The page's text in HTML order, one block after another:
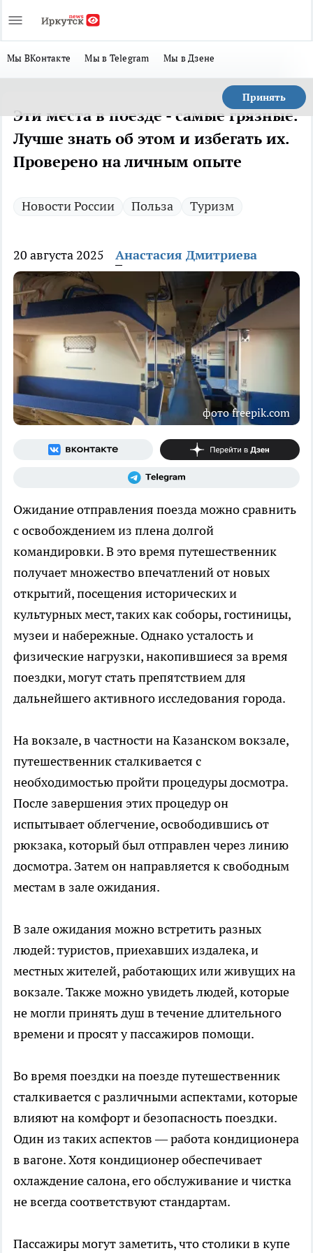
Мы ВКонтакте Мы в Telegram Мы в Дзене
Принять
Эти места в поезде - самые грязные.
Лучше знать об этом и избегать их.
Проверено на личным опыте
Новости России Польза Туризм
20 августа 2025 Анастасия Дмитриева
фото freepik.com
Ожидание отправления поезда можно сравнить
с освобождением из плена долгой
командировки. В это время путешественник
получает множество впечатлений от новых
открытий, посещения исторических и
культурных мест, таких как соборы, гостиницы,
музеи и набережные. Однако усталость и
физические нагрузки, накопившиеся за время
поездки, могут стать препятствием для
дальнейшего активного исследования города.
На вокзале, в частности на Казанском вокзале,
путешественник сталкивается с
необходимостью пройти процедуры досмотра.
После завершения этих процедур он
испытывает облегчение, освободившись от
рюкзака, который был отправлен через линию
досмотра. Затем он направляется к свободным
местам в зале ожидания.
В зале ожидания можно встретить разных
людей: туристов, приехавших издалека, и
местных жителей, работающих или живущих на
вокзале. Также можно увидеть людей, которые
не могли принять душ в течение длительного
времени и просят у пассажиров помощи.
Во время поездки на поезде путешественник
сталкивается с различными аспектами, которые
влияют на комфорт и безопасность поездки.
Один из таких аспектов — работа кондиционера
в вагоне. Хотя кондиционер обеспечивает
охлаждение салона, его обслуживание и чистка
не всегда соответствуют стандартам.
Пассажиры могут заметить, что столики в купе